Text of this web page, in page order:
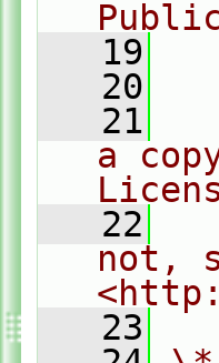
   19
   20
   21
a
   22
not,
   23